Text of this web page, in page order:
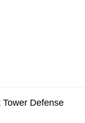
Defense